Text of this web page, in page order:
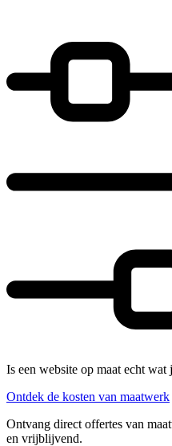
Is een website op maat echt
Ontdek de kosten van maatwerk
Ontvang direct offertes van
en vrijblijvend.